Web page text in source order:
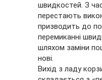
швидкостей. З
перестають
призводить до
перемиканні
шляхом заміни
нові.
Вихід з ладу